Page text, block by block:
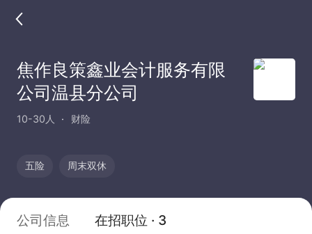
焦作良策鑫业会计服务有限
公司温县分公司
10-30人 财险
五险 周末双休
公司信息 在招职位 · 3